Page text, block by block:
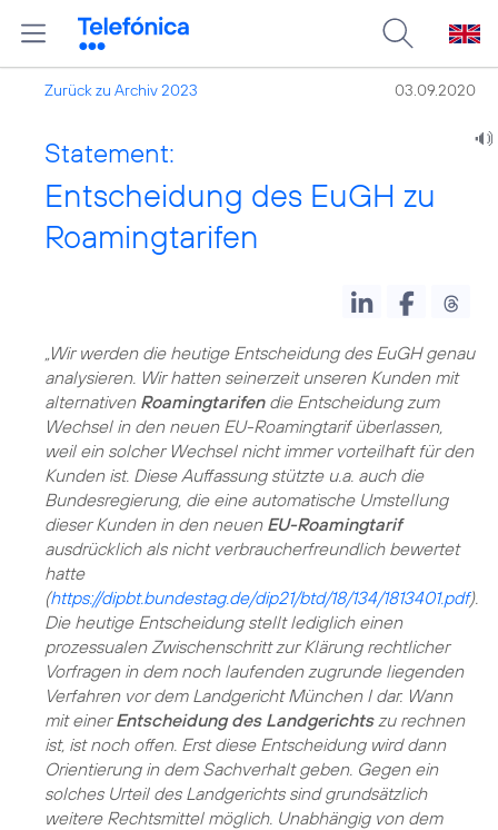
Zurück zu Archiv 2023 03.09.2020
Statement:
Entscheidung des EuGH zu
Roamingtarifen
„Wir werden die heutige Entscheidung des EuGH genau
analysieren. Wir hatten seinerzeit unseren Kunden mit
alternativen Roamingtarifendie Entscheidung zum
Wechsel in den neuen EU-Roamingtarif überlassen,
weil ein solcher Wechsel nicht immer vorteilhaft für den
Kunden ist. Diese Auffassung stützte u.a. auch die
Bundesregierung, die eine automatische Umstellung
dieser Kunden in den neuen EU-Roamingtarif
ausdrücklich als nicht verbraucherfreundlich bewertet
hatte
(https://dipbt.bundestag.de/dip21/btd/18/134/1813401.pdf).
Die heutige Entscheidung stellt lediglich einen
prozessualen Zwischenschritt zur Klärung rechtlicher
Vorfragen in dem noch laufenden zugrunde liegenden
Verfahren vor dem Landgericht München I dar. Wann
mit einerEntscheidung des Landgerichtszu rechnen
ist, ist noch offen. Erst diese Entscheidung wird dann
Orientierung in dem Sachverhalt geben. Gegen ein
solches Urteil des Landgerichts sind grundsätzlich
weitere Rechtsmittel möglich. Unabhängig von dem